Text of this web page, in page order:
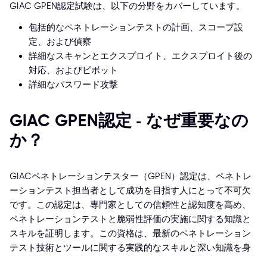
GIAC GPEN認定試験は、以下の分野をカバーしています。
包括的なペネトレーションテストの計画、スコープ設
定、および偵察
詳細なスキャンとエクスプロイト、エクスプロイト後の
対応、およびピボット
詳細なパスワード攻撃
GIAC GPEN認定 - なぜ重要なの
か？
GIACペネトレーションテスター（GPEN）認定は、ペネトレ
ーションテスト担当者として成功を目指す人にとって不可欠
です。この認定は、専門家としての信頼性と認知度を高め、
ペネトレーションテストと脆弱性評価の実施に関する知識と
スキルを証明します。この資格は、最新のペネトレーション
テスト技術とツールに関する実践的なスキルと深い知識を身